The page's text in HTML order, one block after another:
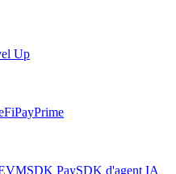
Up
PayPrime
SDK PaySDK d'agent IA